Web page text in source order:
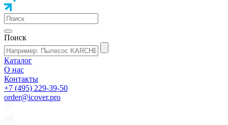
Поиск
Каталог
О нас
Контакты
+7 (495) 229-39-50
order@icover.pro